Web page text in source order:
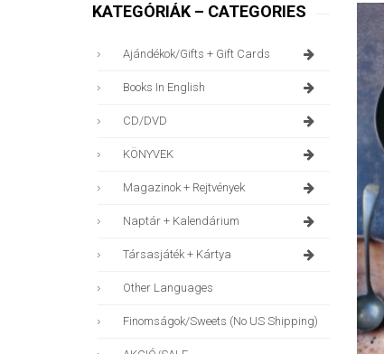
KATEGÓRIÁK – CATEGORIES
Ajándékok/gifts + Gift Cards
Books In English
CD/DVD
KÖNYVEK
Magazinok + Rejtvények
Naptár + Kalendárium
Társasjáték + Kártya
Other Languages
Finomságok/sweets (no US Shipping)